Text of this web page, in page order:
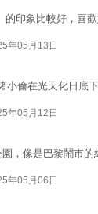
印象比較好，喜
年05月13日
小偷在光天化日底
年05月12日
，像是巴黎鬧市
年05月06日